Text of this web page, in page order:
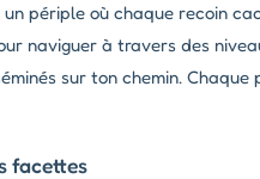
périple où chaque recoin
naviguer à travers des
sur ton chemin.
facettes